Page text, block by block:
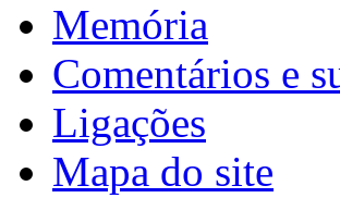
Memória
Comentários e
Ligações
Mapa do site